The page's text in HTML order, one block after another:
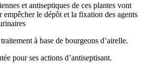
et antiseptiques de ces plantes vont
le dépôt et la fixation des agents
à base de bourgeons d’airelle.
pour ses actions d’antiseptisant.